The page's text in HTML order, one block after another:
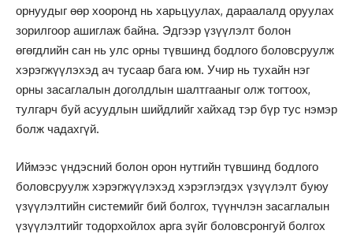
орнуудыг өөр хооронд нь харьцуулах, дараалалд оруулах
зорилгоор ашиглаж байна. Эдгээр үзүүлэлт болон
өгөгдлийн сан нь улс орны түвшинд бодлого боловсруулж
хэрэгжүүлэхэд ач тусаар бага юм. Учир нь тухайн нэг
орны засаглалын доголдлын шалтгааныг олж тогтоох,
тулгарч буй асуудлын шийдлийг хайхад тэр бүр тус нэмэр
болж чадахгүй.
Иймээс үндэсний болон орон нутгийн түвшинд бодлого
боловсруулж хэрэгжүүлэхэд хэрэглэгдэх үзүүлэлт буюу
үзүүлэлтийн системийг бий болгох, түүнчлэн засаглалын
үзүүлэлтийг тодорхойлох арга зүйг боловсронгуй болгох